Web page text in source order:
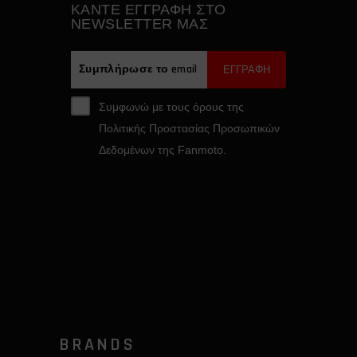
ΚAΝΤΕ ΕΓΓΡΑΦH ΣΤΟ
NEWSLETTER ΜΑΣ
ΕΓΓΡΑΦΗ
Συμφωνώ με τους όρους της
Πολιτικής Προστασίας Προσωπικών
Δεδομένων της Fanmoto.
BRANDS